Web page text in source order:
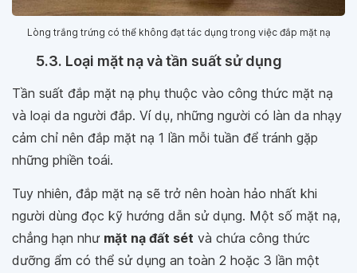
Lòng trắng trứng có thể không đạt tác dụng trong việc đắp mặt nạ
5.3. Loại mặt nạ và tần suất sử dụng
Tần suất đắp mặt nạ phụ thuộc vào công thức mặt nạ
và loại da người đắp. Ví dụ, những người có làn da nhạy
cảm chỉ nên đắp mặt nạ 1 lần mỗi tuần để tránh gặp
những phiền toái.
Tuy nhiên, đắp mặt nạ sẽ trở nên hoàn hảo nhất khi
người dùng đọc kỹ hướng dẫn sử dụng. Một số mặt nạ,
chẳng hạn như mặt nạ đất sét và chứa công thức
dưỡng ẩm có thể sử dụng an toàn 2 hoặc 3 lần một